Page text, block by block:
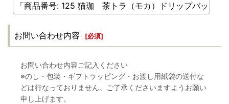
お問い合わせ内容 [必須]
お問い合わせ内容ご記入ください
※のし・包装・ギフトラッピング・お渡し用紙袋の送付な
どは行なっておりません。ご了承くださいますようお願い
申し上げます。